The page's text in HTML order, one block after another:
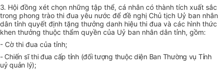
3. Hội đồng xét chọn những tập thể, cá nhân có thành tích xuất sắc
trong phong trào thi đua yêu nước để đề nghị Chủ tịch Uỷ ban nhân
dân tỉnh quyết định tặng thưởng danh hiệu thi đua và các hình thức
khen thưởng thuộc thẩm quyền của Uỷ ban nhân dân tỉnh, gồm:
- Cờ thi đua của tỉnh;
- Chiến sĩ thi đua cấp tỉnh (đối tượng thuộc diện Ban Thường vụ Tỉnh
uỷ quản lý);